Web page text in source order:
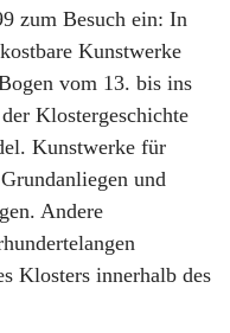
zum Besuch ein: In
Kunstwerke
vom 13. bis ins
Klostergeschichte
Kunstwerke für
und
Andere
Klosters innerhalb des